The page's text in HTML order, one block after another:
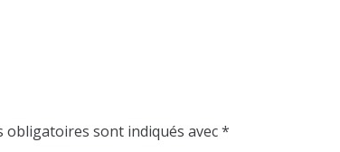
obligatoires sont indiqués avec*